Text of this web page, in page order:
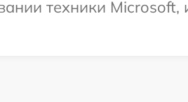
техники Microsoft,